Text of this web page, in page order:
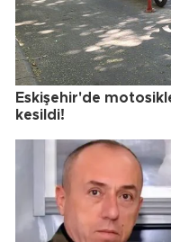
Eskişehir'de
kesildi!